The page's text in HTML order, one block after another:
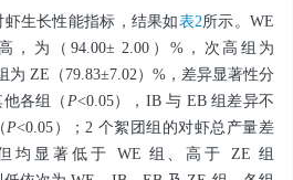
生长性能指标，结果如表2所示。WE
，为（94.00± 2.00）%，次高组为
为 ZE（79.83±7.02）%，差异显著性分
各组（ P<0.05），IB 与 EB 组差异不
P<0.05）；2 个絮团组的对虾总产量差
均显著低于 WE 组、高于 ZE 组